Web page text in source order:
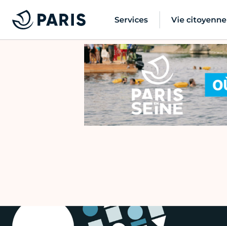
Services Vie citoyenne